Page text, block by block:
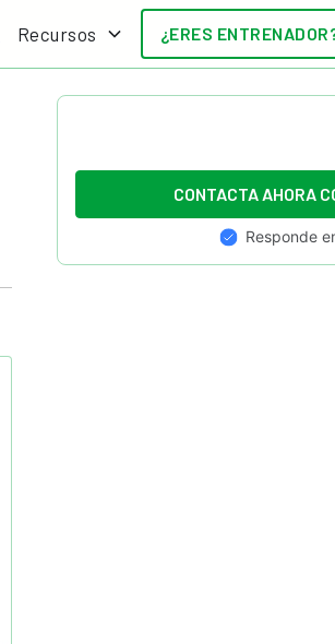
Recursos ¿ERES
CONTACTA AHORA
Responde